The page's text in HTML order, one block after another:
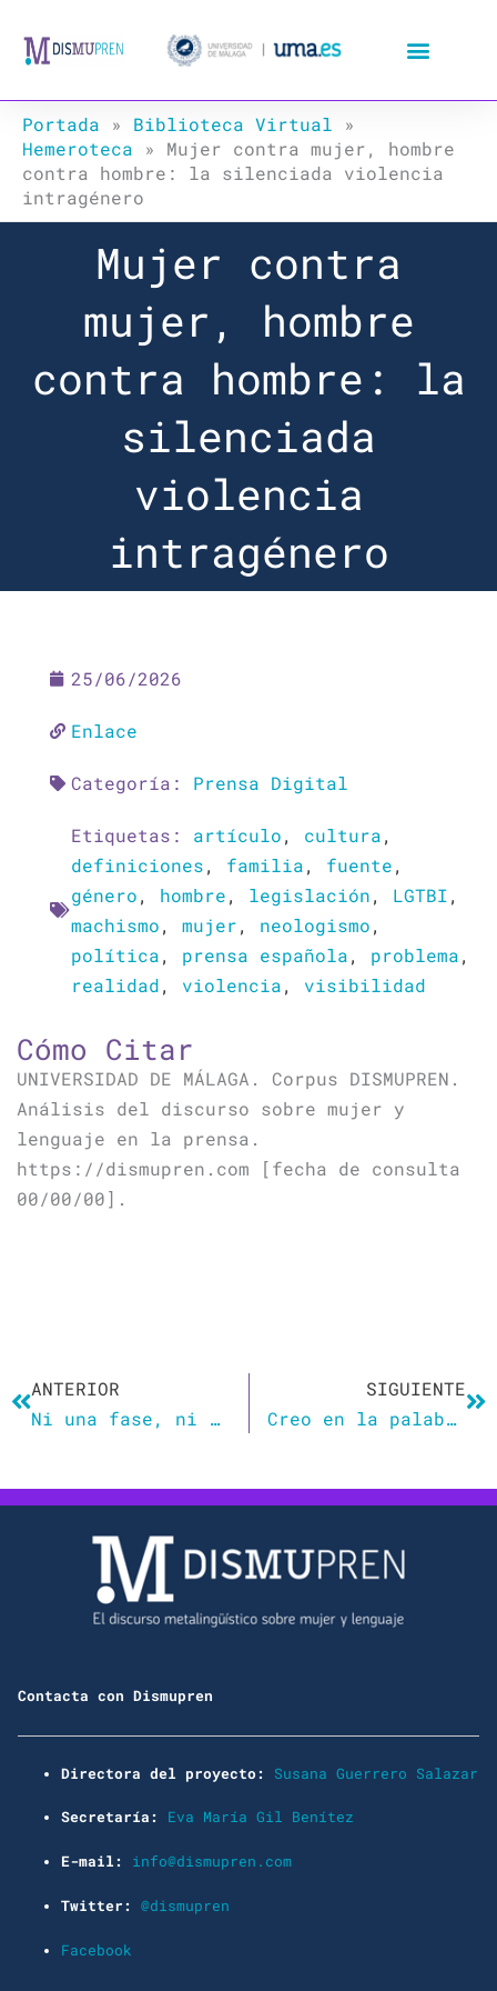
Portada » Biblioteca Virtual »
Hemeroteca » Mujer contra mujer, hombre
contra hombre: la silenciada violencia
intragénero
Mujer contra
mujer, hombre
contra hombre: la
silenciada
violencia
intragénero
25/06/2026
Enlace
Categoría: Prensa Digital
Etiquetas: artículo, cultura,
definiciones, familia, fuente,
género, hombre, legislación, LGTBI,
machismo, mujer, neologismo,
política, prensa española, problema,
realidad, violencia, visibilidad
Cómo Citar
UNIVERSIDAD DE MÁLAGA. Corpus DISMUPREN.
Análisis del discurso sobre mujer y
lenguaje en la prensa.
https://dismupren.com [fecha de consulta
00/00/00].
ANTERIOR
Ni una fase, ni una moda: la bisexualidad sale del armario gracias a las mujeres que hablan de ello
SIGUIENTE
Creo en la palabra buena
Contacta con Dismupren
Directora del proyecto: Susana Guerrero Salazar
Secretaría: Eva María Gil Benítez
E-mail: info@dismupren.com
Twitter: @dismupren
Facebook